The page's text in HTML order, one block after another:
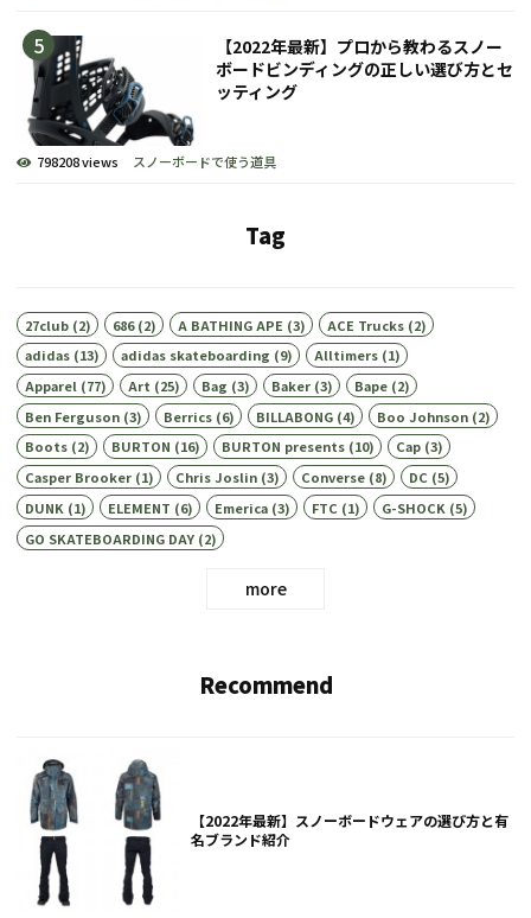
【2022年最新】プロから教わるスノー
ボードビンディングの正しい選び方とセ
ッティング
798208 views スノーボードで使う道具
Tag
27club(2) 686(2) A BATHING APE (3) ACE Trucks(2)
adidas(13) adidas skateboarding (9) Alltimers(1)
Apparel (77) Art (25) Bag (3) Baker(3) Bape(2)
Ben Ferguson(3) Berrics(6) BILLABONG(4) Boo Johnson(2)
Boots(2) BURTON (16) BURTON presents(10) Cap(3)
Casper Brooker(1) Chris Joslin(3) Converse(8) DC (5)
DUNK (1) ELEMENT (6) Emerica(3) FTC (1) G-SHOCK (5)
GO SKATEBOARDING DAY(2)
more
Recommend
【2022年最新】スノーボードウェアの選び方と有
名ブランド紹介